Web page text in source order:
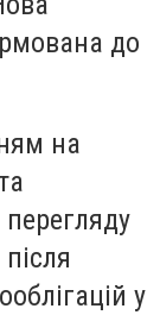
до
на
у